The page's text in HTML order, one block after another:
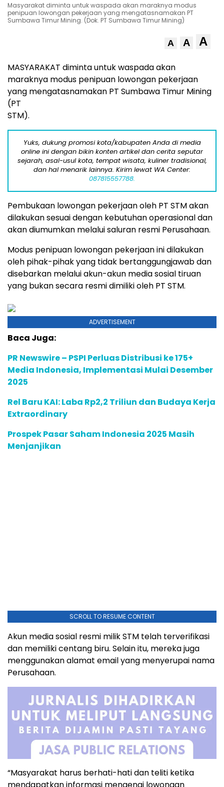
Masyarakat diminta untuk waspada akan maraknya modus
penipuan lowongan pekerjaan yang mengatasnamakan PT
Sumbawa Timur Mining. (Dok. PT Sumbawa Timur Mining)
A A A
MASYARAKAT diminta untuk waspada akan
maraknya modus penipuan lowongan pekerjaan
yang mengatasnamakan PT Sumbawa Timur Mining
(PT
STM).
Yuks, dukung promosi kota/kabupaten Anda di media
online ini dengan bikin konten artikel dan cerita seputar
sejarah, asal-usul kota, tempat wisata, kuliner tradisional,
dan hal menarik lainnya. Kirim lewat WA Center:
087815557788.
Pembukaan lowongan pekerjaan oleh PT STM akan
dilakukan sesuai dengan kebutuhan operasional dan
akan diumumkan melalui saluran resmi Perusahaan.
Modus penipuan lowongan pekerjaan ini dilakukan
oleh pihak-pihak yang tidak bertanggungjawab dan
disebarkan melalui akun-akun media sosial tiruan
yang bukan secara resmi dimiliki oleh PT STM.
ADVERTISEMENT
Baca Juga:
PR Newswire – PSPI Perluas Distribusi ke 175+
Media Indonesia, Implementasi Mulai Desember
2025
Rel Baru KAI: Laba Rp2,2 Triliun dan Budaya Kerja
Extraordinary
Prospek Pasar Saham Indonesia 2025 Masih
Menjanjikan
SCROLL TO RESUME CONTENT
Akun media sosial resmi milik STM telah terverifikasi
dan memiliki centang biru. Selain itu, mereka juga
menggunakan alamat email yang menyerupai nama
Perusahaan.
“Masyarakat harus berhati-hati dan teliti ketika